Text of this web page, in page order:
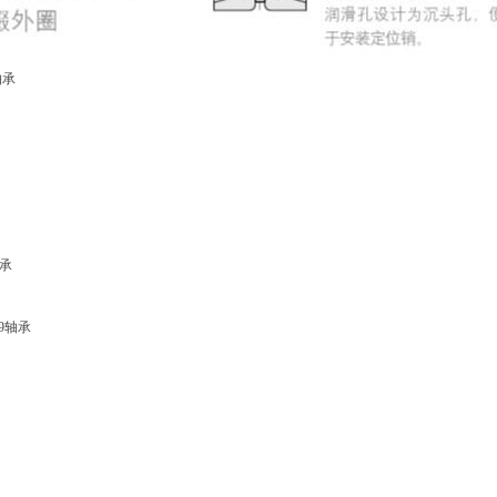
轴承